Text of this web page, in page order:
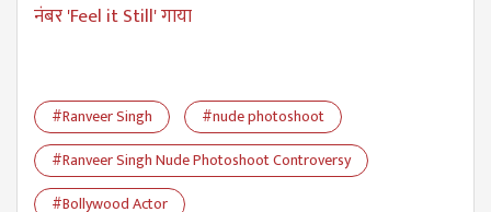
नंबर 'Feel it Still' गाया
#Ranveer Singh
#nude photoshoot
#Ranveer Singh Nude Photoshoot Controversy
#Bollywood Actor